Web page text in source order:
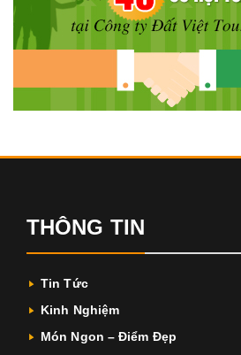
THÔNG TIN
Tin Tức
Kinh Nghiệm
Món Ngon – Điểm Đẹp